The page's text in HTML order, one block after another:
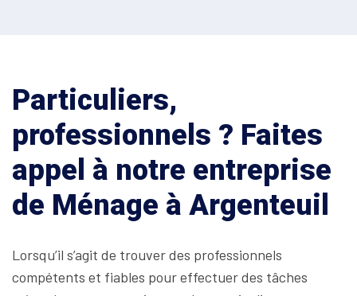
Particuliers,
professionnels ? Faites
appel à notre entreprise
de Ménage à Argenteuil
Lorsqu’il s’agit de trouver des professionnels
compétents et fiables pour effectuer des tâches